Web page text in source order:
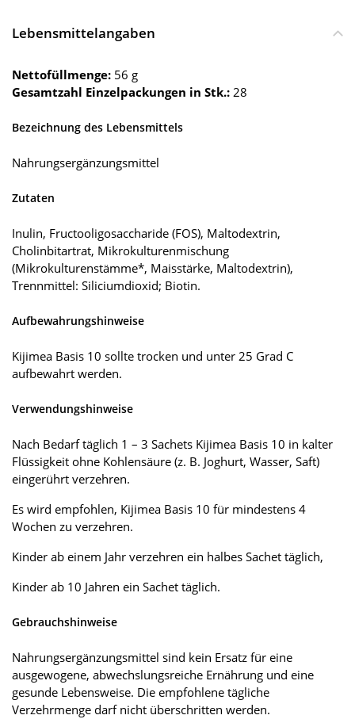
Lebensmittelangaben
Nettofüllmenge: 56 g
Gesamtzahl Einzelpackungen in Stk.: 28
Bezeichnung des Lebensmittels
Nahrungsergänzungsmittel
Zutaten
Inulin, Fructooligosaccharide (FOS), Maltodextrin,
Cholinbitartrat, Mikrokulturenmischung
(Mikrokulturenstämme*, Maisstärke, Maltodextrin),
Trennmittel: Siliciumdioxid; Biotin.
Aufbewahrungshinweise
Kijimea Basis 10 sollte trocken und unter 25 Grad C
aufbewahrt werden.
Verwendungshinweise
Nach Bedarf täglich 1 – 3 Sachets Kijimea Basis 10 in kalter
Flüssigkeit ohne Kohlensäure (z. B. Joghurt, Wasser, Saft)
eingerührt verzehren.
Es wird empfohlen, Kijimea Basis 10 für mindestens 4
Wochen zu verzehren.
Kinder ab einem Jahr verzehren ein halbes Sachet täglich,
Kinder ab 10 Jahren ein Sachet täglich.
Gebrauchshinweise
Nahrungsergänzungsmittel sind kein Ersatz für eine
ausgewogene, abwechslungsreiche Ernährung und eine
gesunde Lebensweise. Die empfohlene tägliche
Verzehrmenge darf nicht überschritten werden.